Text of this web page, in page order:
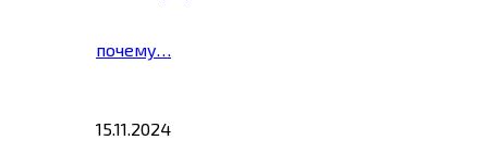
почему…
15.11.2024